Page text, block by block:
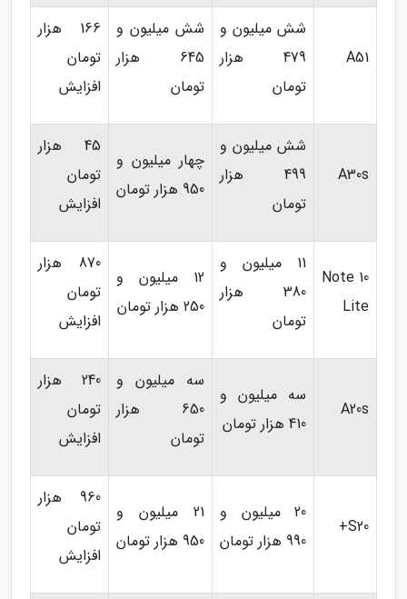
A51
شش میلیون و
479 هزار
تومان
شش میلیون و
645 هزار
تومان
166 هزار
تومان
افزایش
A30s
شش میلیون و
499 هزار
تومان
چهار میلیون و
950 هزار تومان
45 هزار
تومان
افزایش
Note 10
Lite
11 میلیون و
380 هزار
تومان
12 میلیون و
250 هزار تومان
870 هزار
تومان
افزایش
A20s
سه میلیون و
410 هزار تومان
سه میلیون و
650 هزار
تومان
240 هزار
تومان
افزایش
S20+
20 میلیون و
990 هزار تومان
21 میلیون و
950 هزار تومان
960 هزار
تومان
افزایش